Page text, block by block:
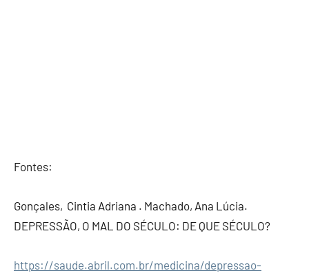
Fontes:
Gonçales, Cintia Adriana . Machado, Ana Lúcia.
DEPRESSÃO, O MAL DO SÉCULO: DE QUE SÉCULO?
https://saude.abril.com.br/medicina/depressao-